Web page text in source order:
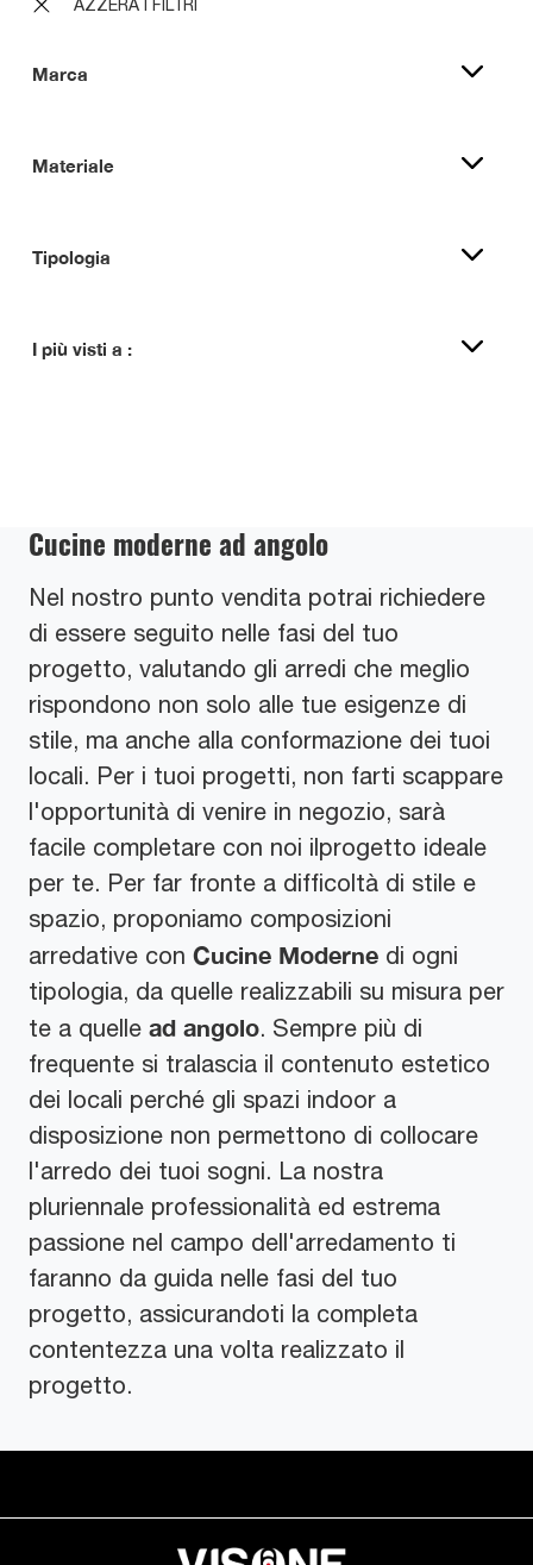
AZZERA I FILTRI
Marca
Materiale
Tipologia
I più visti a :
Cucine moderne ad angolo
Nel nostro punto vendita potrai richiedere
di essere seguito nelle fasi del tuo
progetto, valutando gli arredi che meglio
rispondono non solo alle tue esigenze di
stile, ma anche alla conformazione dei tuoi
locali. Per i tuoi progetti, non farti scappare
l'opportunità di venire in negozio, sarà
facile completare con noi ilprogetto ideale
per te. Per far fronte a difficoltà di stile e
spazio, proponiamo composizioni
arredative con Cucine Moderne di ogni
tipologia, da quelle realizzabili su misura per
te a quelle ad angolo. Sempre più di
frequente si tralascia il contenuto estetico
dei locali perché gli spazi indoor a
disposizione non permettono di collocare
l'arredo dei tuoi sogni. La nostra
pluriennale professionalità ed estrema
passione nel campo dell'arredamento ti
faranno da guida nelle fasi del tuo
progetto, assicurandoti la completa
contentezza una volta realizzato il
progetto.